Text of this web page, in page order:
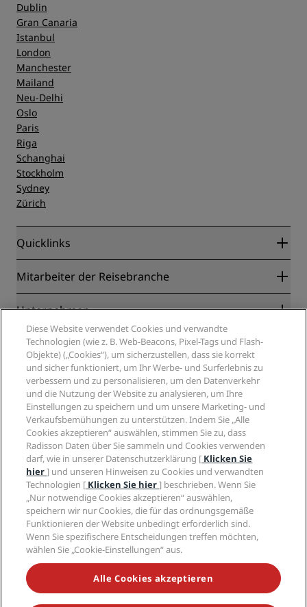
Dublin
Gran Canaria
Istanbul
London
Manchester
Mailand
Neu-Delhi
Oslo
Paris
Riga
Schanghai
Stockholm
Sydney
Zürich
Quicklinks
Radisson Rewards
Blog
Neue und aufstrebende Hotels
Radisson Hotels APP
„Sports Approved“-Hotels
Familienfreundliche Hotels
Gesundheit & Sicherheit
Mitarbeiter der Reisebranche
Partner
Reisebüros
Unternehmen
Radisson Hotel Group
Medien
Karriere RHG
Karriere PPHE
Karrieren EHL
The Club by RHG
Entwicklungsmöglichkeiten
Responsible Business – Unser Engagement
Einkauf
Rechtliches
Privacy Centre
Rechtliche Hinweise
Radisson Rewards Geschäftsbedingungen
Website-Nutzungsvereinbarung
Digitale Barrierefreiheit
Moderne Sklaverei – Erklärung
Hilfe
Verbrauchermeldungen
Kontakt
FAQ
Inhaltsübersicht
Soziale Medien
Marken von Radisson Hotels
VERPASSEN SIE NIEMALS UNSERE BELIEBTESTEN
ANGEBOTE
Diese Website verwendet Cookies und verwandte
Technologien (wie z. B. Web-Beacons, Pixel-Tags und Flash-
Objekte) („Cookies“), um sicherzustellen, dass sie korrekt
und sicher funktioniert, um Ihr Werbe- und Surferlebnis zu
verbessern und zu personalisieren, um den Datenverkehr
und die Nutzung der Website zu analysieren, um Ihre
Einstellungen zu speichern und um unsere Marketing- und
Verkaufsbemühungen zu unterstützen. Indem Sie „Alle
Cookies akzeptieren“ auswählen, stimmen Sie zu, dass
Radisson Daten über Sie sammeln und Cookies verwenden
darf, wie in unserer Datenschutzerklärung [ Klicken Sie
hier] und unseren Hinweisen zu Cookies und verwandten
Technologien [ Klicken Sie hier] beschrieben. Wenn Sie
„Nur notwendige Cookies akzeptieren“ auswählen,
speichern wir nur Cookies, die für das ordnungsgemäße
Funktionieren der Website unbedingt erforderlich sind.
Wenn Sie spezifischere Entscheidungen treffen möchten,
wählen Sie „Cookie-Einstellungen“ aus.
Alle Cookies akzeptieren